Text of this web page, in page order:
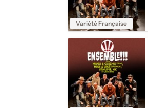
Variété Française